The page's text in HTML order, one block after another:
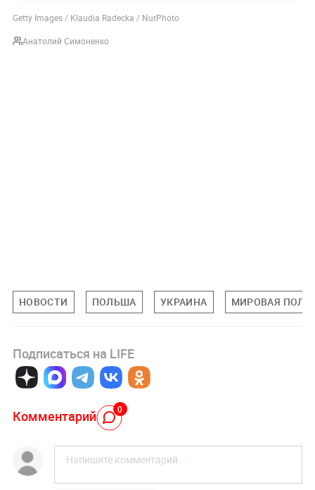
Getty Images / Klaudia Radecka / NurPhoto
Анатолий Симоненко
НОВОСТИ ПОЛЬША УКРАИНА МИРОВАЯ
Подписаться на LIFE
Комментарий 0